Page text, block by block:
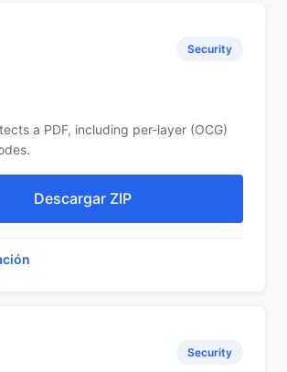
Security
a PDF, including per-layer (OCG)
Descargar ZIP
Security